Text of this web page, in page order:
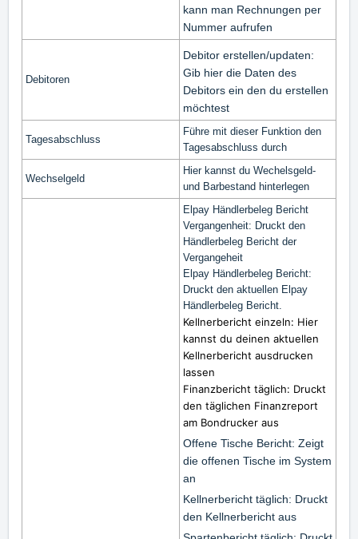
kann man Rechnungen per
Nummer aufrufen
Debitoren
Debitor erstellen/updaten:
Gib hier die Daten des
Debitors ein den du erstellen
möchtest
Tagesabschluss
Führe mit dieser Funktion den
Tagesabschluss durch
Wechselgeld
Hier kannst du Wechelsgeld-
und Barbestand hinterlegen
Elpay Händlerbeleg Bericht
Vergangenheit: Druckt den
Händlerbeleg Bericht der
Vergangeheit
Elpay Händlerbeleg Bericht:
Druckt den aktuellen Elpay
Händlerbeleg Bericht.
Kellnerbericht einzeln: Hier
kannst du deinen aktuellen
Kellnerbericht ausdrucken
lassen
Finanzbericht täglich: Druckt
den täglichen Finanzreport
am Bondrucker aus
Offene Tische Bericht: Zeigt
die offenen Tische im System
an
Kellnerbericht täglich: Druckt
den Kellnerbericht aus